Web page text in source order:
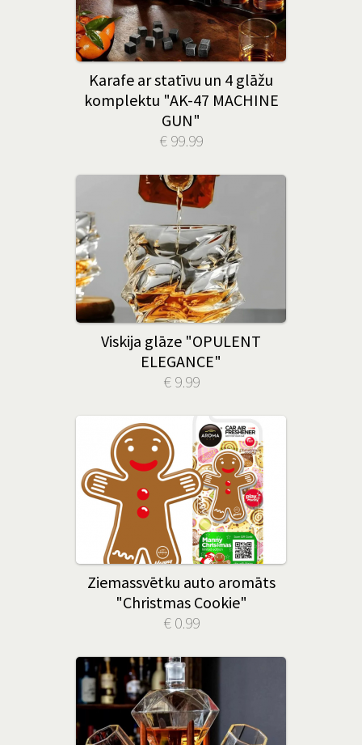
Karafe ar statīvu un 4 glāžu
komplektu "AK-47 MACHINE
GUN"
€ 99.99
Viskija glāze "OPULENT
ELEGANCE"
€ 9.99
Ziemassvētku auto aromāts
"Christmas Cookie"
€ 0.99